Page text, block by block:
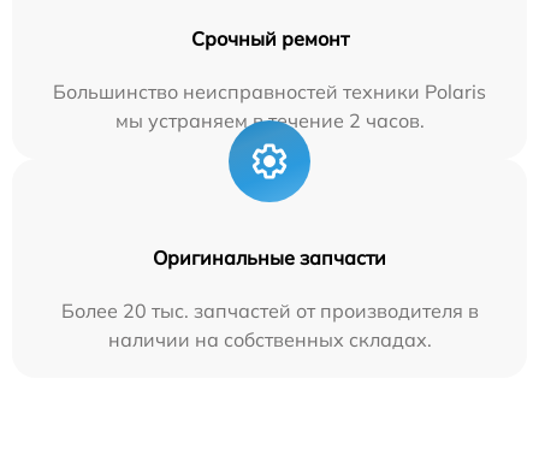
Срочный ремонт
Большинство неисправностей техники Polaris
мы устраняем в течение 2 часов.
Оригинальные запчасти
Более 20 тыс. запчастей от производителя в
наличии на собственных складах.